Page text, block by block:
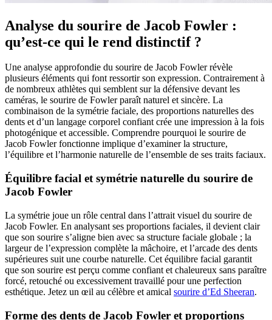
Analyse du sourire de Jacob Fowler :
qu’est-ce qui le rend distinctif ?
Une analyse approfondie du sourire de Jacob Fowler révèle
plusieurs éléments qui font ressortir son expression. Contrairement à
de nombreux athlètes qui semblent sur la défensive devant les
caméras, le sourire de Fowler paraît naturel et sincère. La
combinaison de la symétrie faciale, des proportions naturelles des
dents et d’un langage corporel confiant crée une impression à la fois
photogénique et accessible. Comprendre pourquoi le sourire de
Jacob Fowler fonctionne implique d’examiner la structure,
l’équilibre et l’harmonie naturelle de l’ensemble de ses traits faciaux.
Équilibre facial et symétrie naturelle du sourire de
Jacob Fowler
La symétrie joue un rôle central dans l’attrait visuel du sourire de
Jacob Fowler. En analysant ses proportions faciales, il devient clair
que son sourire s’aligne bien avec sa structure faciale globale ; la
largeur de l’expression complète la mâchoire, et l’arcade des dents
supérieures suit une courbe naturelle. Cet équilibre facial garantit
que son sourire est perçu comme confiant et chaleureux sans paraître
forcé, retouché ou excessivement travaillé pour une perfection
esthétique. Jetez un œil au célèbre et amical sourire d’Ed Sheeran.
Forme des dents de Jacob Fowler et proportions